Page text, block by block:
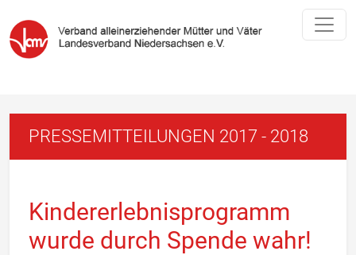
PRESSEMITTEILUNGEN 2017 - 2018
Kindererlebnisprogramm
wurde durch Spende wahr!